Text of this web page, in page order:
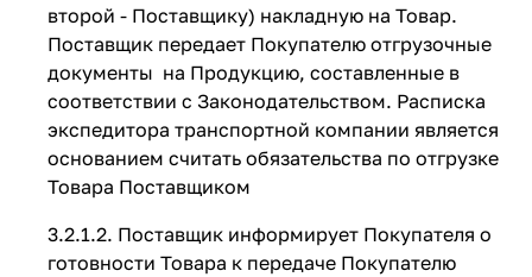
второй - Поставщику) накладную на Товар.
Поставщик передает Покупателю отгрузочные
документы на Продукцию, составленные в
соответствии с Законодательством. Расписка
экспедитора транспортной компании является
основанием считать обязательства по отгрузке
Товара Поставщиком
3.2.1.2. Поставщик информирует Покупателя о
готовности Товара к передаче Покупателю